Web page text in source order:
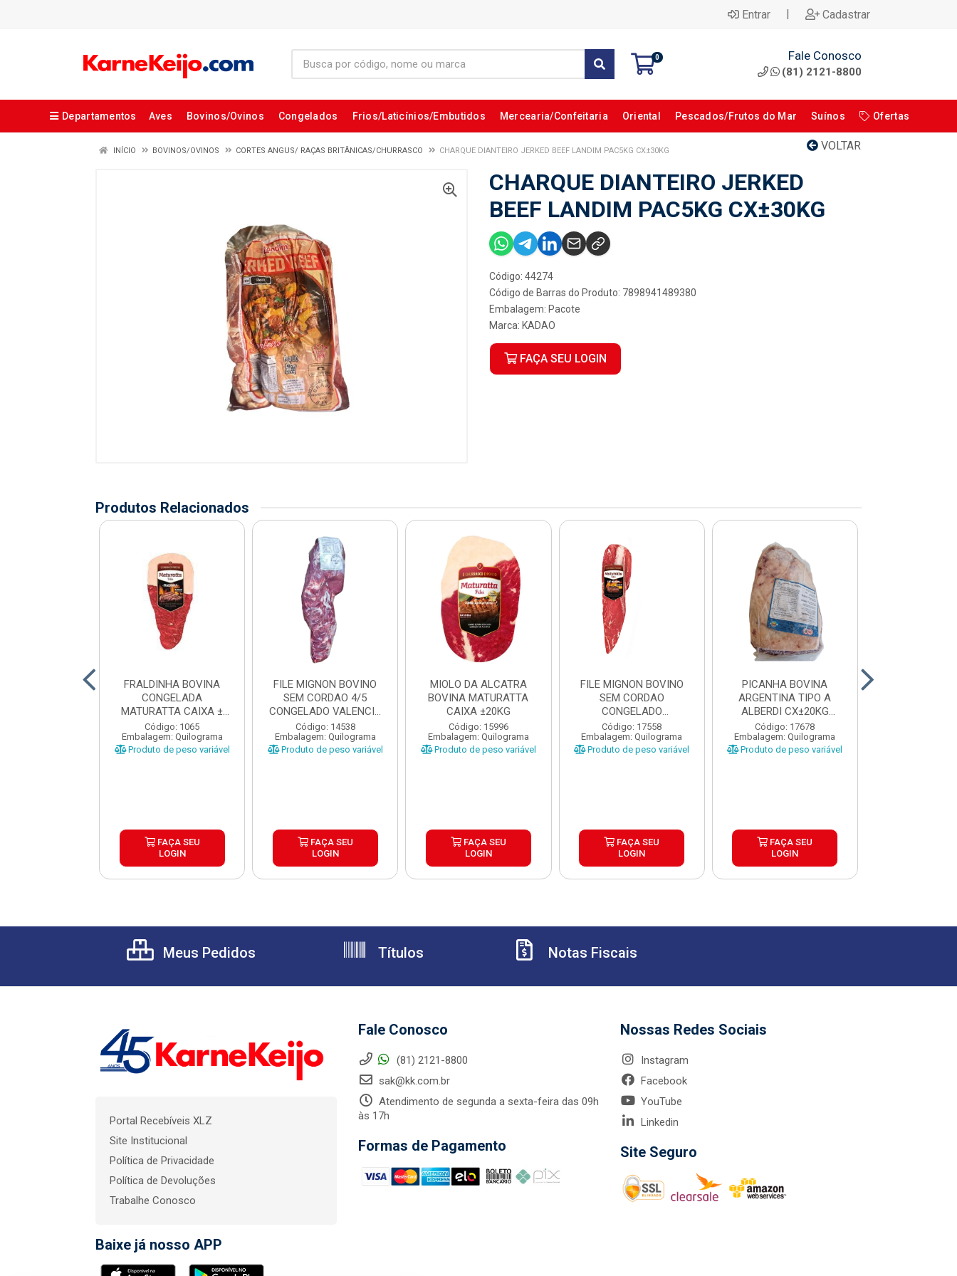
Entrar | Cadastrar
0 Fale Conosco
(81) 2121-8800
Departamentos Aves Bovinos/Ovinos Congelados Frios/Laticínios/Embutidos Mercearia/Confeitaria Oriental Pescados/Frutos do Mar Suínos Ofertas
VOLTAR
INÍCIO BOVINOS/OVINOS CORTES ANGUS/ RAÇAS BRITÂNICAS/CHURRASCO CHARQUE DIANTEIRO JERKED BEEF LANDIM PAC5KG CX±30KG
CHARQUE DIANTEIRO JERKED
BEEF LANDIM PAC5KG CX±30KG
Código: 44274
Código de Barras do Produto: 7898941489380
Embalagem: Pacote
Marca: KADAO
FAÇA SEU LOGIN
Produtos Relacionados
FRALDINHA BOVINA
CONGELADA
MATURATTA CAIXA ±
15KG
Código: 1065
Embalagem: Quilograma
Produto de peso variável
FAÇA SEU
LOGIN
FILE MIGNON BOVINO
SEM CORDAO 4/5
CONGELADO VALENCIO
CAIXA ±...
Código: 14538
Embalagem: Quilograma
Produto de peso variável
FAÇA SEU
LOGIN
MIOLO DA ALCATRA
BOVINA MATURATTA
CAIXA ±20KG
Código: 15996
Embalagem: Quilograma
Produto de peso variável
FAÇA SEU
LOGIN
FILE MIGNON BOVINO
SEM CORDAO
CONGELADO
MATURATTA CAIXA
±20K...
Código: 17558
Embalagem: Quilograma
Produto de peso variável
FAÇA SEU
LOGIN
PICANHA BOVINA
ARGENTINA TIPO A
ALBERDI CX±20KG
PEÇAS ±1,3 A...
Código: 17678
Embalagem: Quilograma
Produto de peso variável
FAÇA SEU
LOGIN
Meus Pedidos Títulos Notas Fiscais
Portal Recebíveis XLZ
Site Institucional
Política de Privacidade
Política de Devoluções
Trabalhe Conosco
Baixe já nosso APP
Fale Conosco
(81) 2121-8800
sak@kk.com.br
Atendimento de segunda a sexta-feira das 09h
às 17h
Formas de Pagamento
Nossas Redes Sociais
Instagram
Facebook
YouTube
Linkedin
Site Seguro